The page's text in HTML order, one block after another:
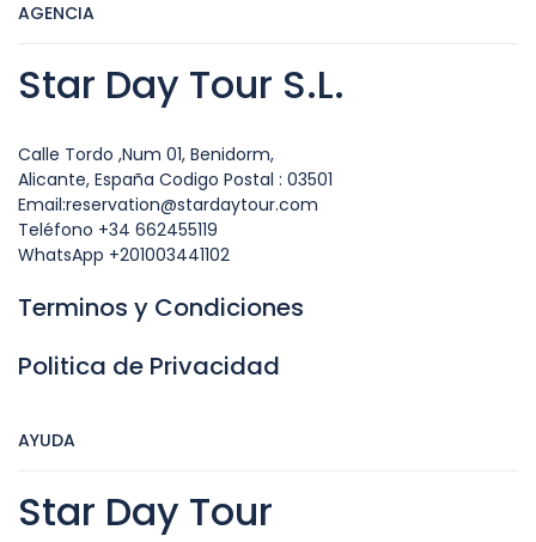
AGENCIA
Star Day Tour S.L.
Calle Tordo ,Num 01, Benidorm,
Alicante, España Codigo Postal : 03501
Email:reservation@stardaytour.com
Teléfono +34 662455119
WhatsApp +201003441102
Terminos y Condiciones
Politica de Privacidad
AYUDA
Star Day Tour